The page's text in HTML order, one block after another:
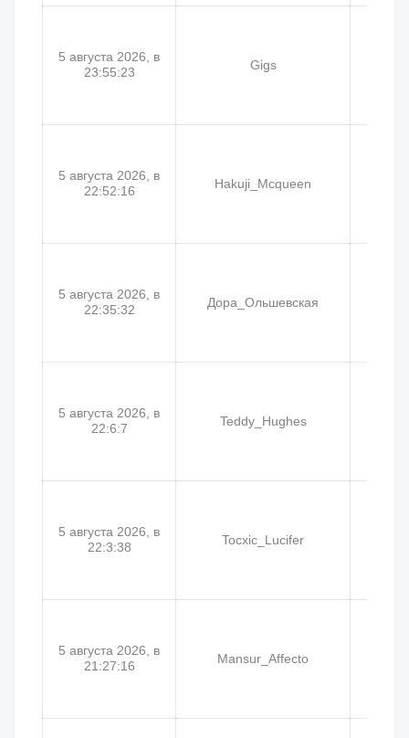
5 августа 2026, в
23:55:23
Gigs
5 августа 2026, в
22:52:16
Hakuji_Mcqueen
5 августа 2026, в
22:35:32
Дора_Ольшевская
5 августа 2026, в
22:6:7
Teddy_Hughes
5 августа 2026, в
22:3:38
Tocxic_Lucifer
5 августа 2026, в
21:27:16
Mansur_Affecto